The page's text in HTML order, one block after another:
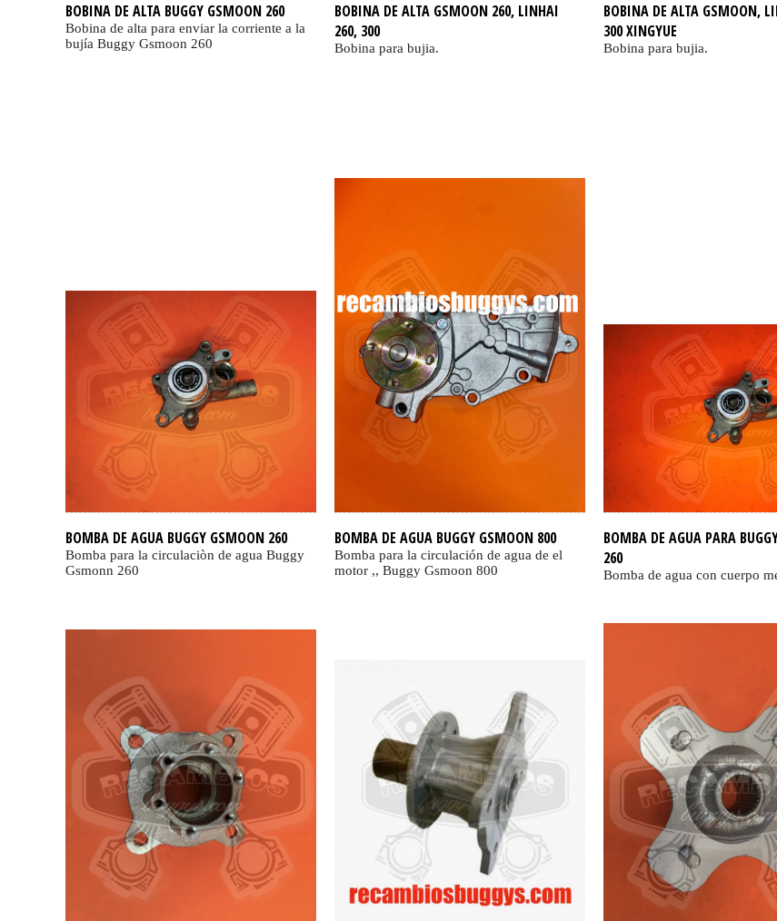
BOBINA DE ALTA BUGGY GSMOON 260
Bobina de alta para enviar la corriente a la
bujía Buggy Gsmoon 260
BOBINA DE ALTA GSMOON 260, LINHAI
260, 300
Bobina para bujia.
BOBINA DE ALTA GSMOON,
300 XINGYUE
Bobina para bujia.
BOMBA DE AGUA BUGGY GSMOON 260
Bomba para la circulaciòn de agua Buggy
Gsmonn 260
BOMBA DE AGUA BUGGY GSMOON 800
Bomba para la circulación de agua de el
motor ,, Buggy Gsmoon 800
BOMBA DE AGUA PARA
260
Bomba de agua con cuerpo